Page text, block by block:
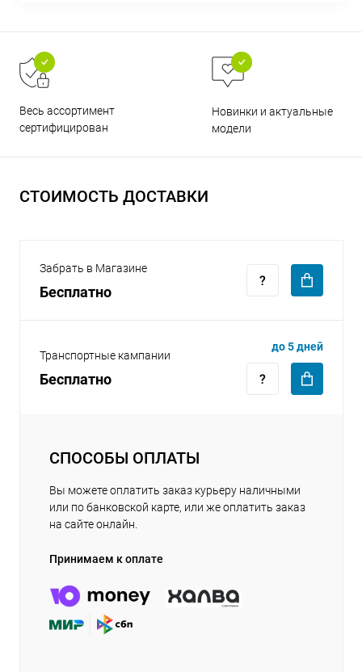
Весь ассортимент
сертифицирован
Новинки и актуальные
модели
СТОИМОСТЬ ДОСТАВКИ
Забрать в Магазине
Бесплатно
Транспортные кампании
Бесплатно
до 5 дней
СПОСОБЫ ОПЛАТЫ
Вы можете оплатить заказ курьеру наличными
или по банковской карте, или же оплатить заказ
на сайте онлайн.
Принимаем к оплате